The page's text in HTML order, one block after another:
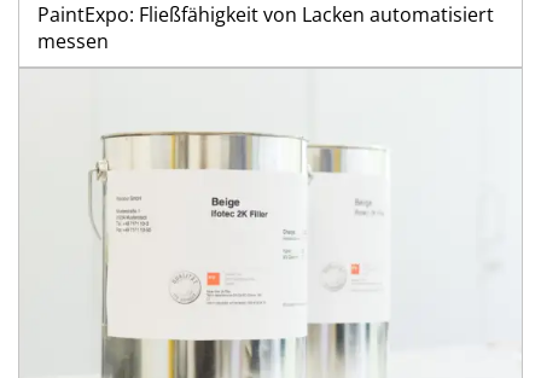
PaintExpo: Fließfähigkeit von Lacken automatisiert
messen